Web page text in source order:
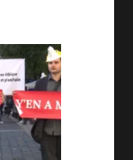
identifier les